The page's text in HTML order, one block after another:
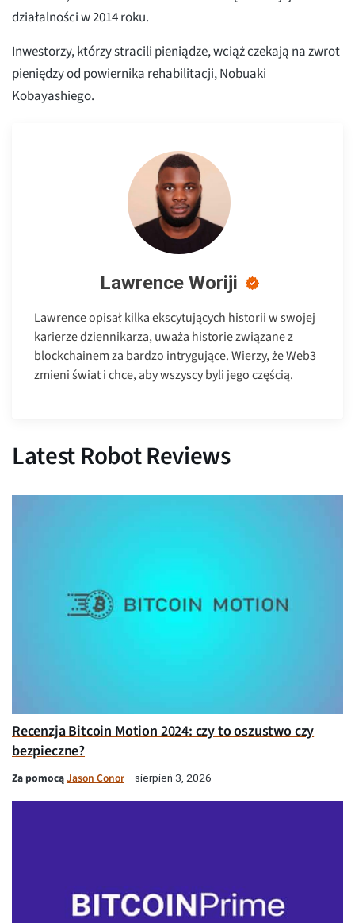
działalności w 2014 roku.
Inwestorzy, którzy stracili pieniądze, wciąż czekają na zwrot
pieniędzy od powiernika rehabilitacji, Nobuaki
Kobayashiego.
Lawrence Woriji
Lawrence opisał kilka ekscytujących historii w swojej
karierze dziennikarza, uważa historie związane z
blockchainem za bardzo intrygujące. Wierzy, że Web3
zmieni świat i chce, aby wszyscy byli jego częścią.
Latest Robot Reviews
Recenzja Bitcoin Motion 2024: czy to oszustwo czy
bezpieczne?
Za pomocąJason Conor sierpień 3, 2026